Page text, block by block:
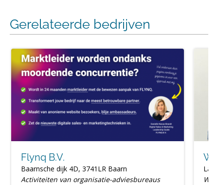
Gerelateerde bedrijven
Flynq B.V.
Baarnsche dijk 4D, 3741LR Baarn
Activiteiten van organisatie-adviesbureaus